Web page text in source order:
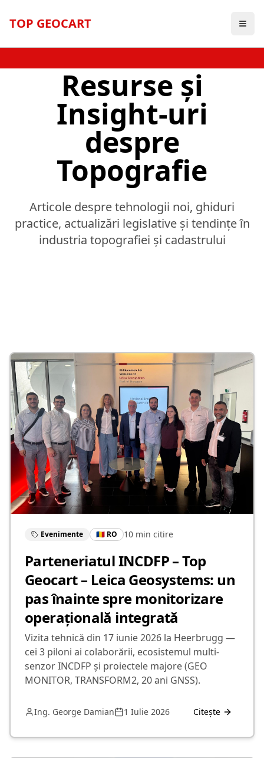
TOP GEOCART
Resurse și
Insight-uri
despre
Topografie
Articole despre tehnologii noi, ghiduri
practice, actualizări legislative și tendințe în
industria topografiei și cadastrului
Evenimente 🇷🇴 RO 10 min citire
Parteneriatul INCDFP – Top
Geocart – Leica Geosystems: un
pas înainte spre monitorizare
operațională integrată
Vizita tehnică din 17 iunie 2026 la Heerbrugg —
cei 3 piloni ai colaborării, ecosistemul multi-
senzor INCDFP și proiectele majore (GEO
MONITOR, TRANSFORM2, 20 ani GNSS).
Ing. George Damian 1 Iulie 2026 Citește